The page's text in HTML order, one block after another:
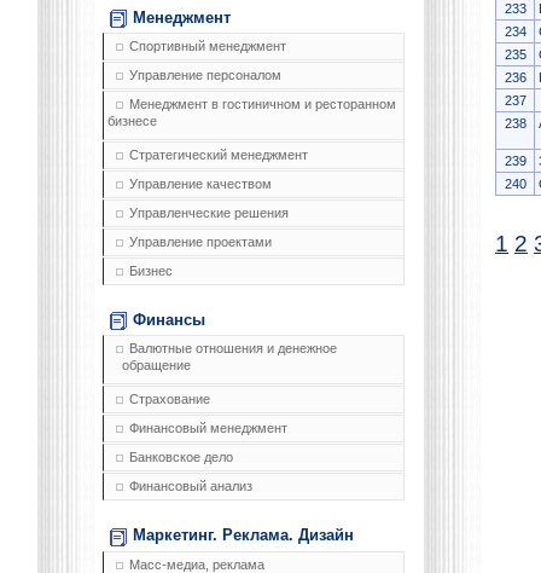
Менеджмент
Спортивный менеджмент
Управление персоналом
Менеджмент в гостиничном и ресторанном
бизнесе
Стратегический менеджмент
Управление качеством
Управленческие решения
Управление проектами
Бизнес
Финансы
Валютные отношения и денежное
обращение
Страхование
Финансовый менеджмент
Банковское дело
Финансовый анализ
Маркетинг. Реклама. Дизайн
Масс-медиа, реклама
233
234
235
236
237
238
239
240
1 2